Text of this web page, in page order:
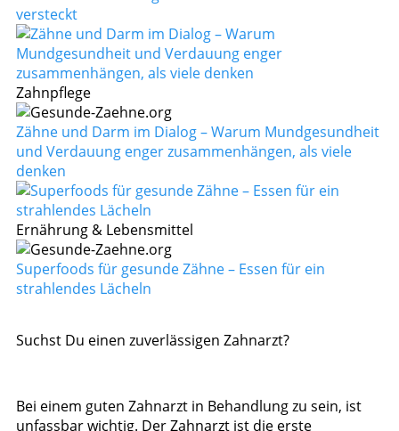
versteckt
Zahnpflege
Zähne und Darm im Dialog – Warum Mundgesundheit
und Verdauung enger zusammenhängen, als viele
denken
Ernährung & Lebensmittel
Superfoods für gesunde Zähne – Essen für ein
strahlendes Lächeln
Suchst Du einen zuverlässigen Zahnarzt?
Bei einem guten Zahnarzt in Behandlung zu sein, ist
unfassbar wichtig. Der Zahnarzt ist die erste